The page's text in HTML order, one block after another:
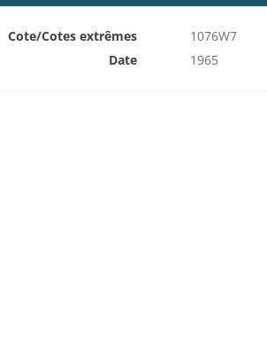
Cote/Cotes extrêmes
1076W7
Date
1965